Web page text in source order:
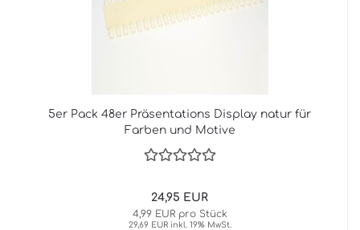
5er Pack 48er Präsentations Display natur für
Farben und Motive
24,95 EUR
4,99 EUR pro Stück
29,69 EUR inkl. 19% MwSt.